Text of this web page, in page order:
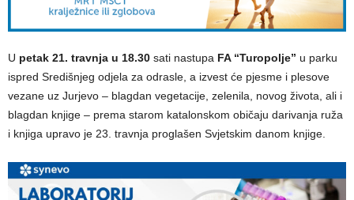
U petak 21. travnja u 18.30 sati nastupa FA “Turopolje” u parku
ispred Središnjeg odjela za odrasle, a izvest će pjesme i plesove
vezane uz Jurjevo – blagdan vegetacije, zelenila, novog života, ali i
blagdan knjige – prema starom katalonskom običaju darivanja ruža
i knjiga upravo je 23. travnja proglašen Svjetskim danom knjige.